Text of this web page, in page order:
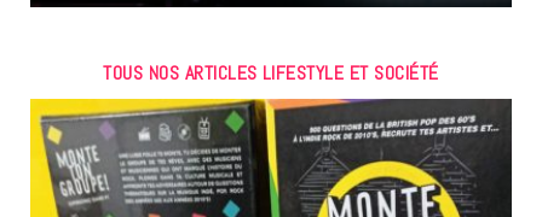
TOUS NOS ARTICLES LIFESTYLE ET SOCIÉTÉ